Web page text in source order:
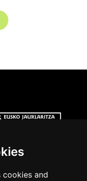
cookies and